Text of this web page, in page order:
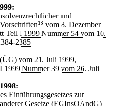
und
13 vom 8. Dezember
Teil I 1999 Nummer 54 vom 10.
2385
(ÜG) vom 21. Juli 1999,
1999 Nummer 39 vom 26. Juli
Einführungsgesetzes zur
Gesetze (EGInsOÄndG)